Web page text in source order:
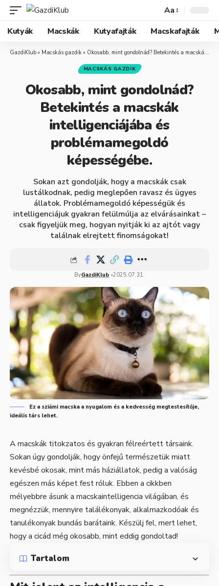
Aa
Kutyák
Macskák Kutyafajták Macskafajták
GazdiKlub » Macskás gazdik » Okosabb, mint gondolnád? Betekintés a macskák intelligenciájába és problémamegoldó képességébe.
MACSKÁS GAZDIK
Okosabb, mint gondolnád?
Betekintés a macskák
intelligenciájába és
problémamegoldó
képességébe.
Sokan azt gondolják, hogy a macskák csak
lustálkodnak, pedig meglepően ravasz és ügyes
állatok. Problémamegoldó képességük és
intelligenciájuk gyakran felülmúlja az elvárásainkat –
csak figyeljük meg, hogyan nyitják ki az ajtót vagy
találnak elrejtett finomságokat!
ByGazdiKlub 2025.07.31.
Ez a sziámi macska a nyugalom és a kedvesség megtestesítője,
ideális társ lehet.
A macskák titokzatos és gyakran félreértett társaink.
Sokan úgy gondolják, hogy önfejű természetük miatt
kevésbé okosak, mint más háziállatok, pedig a valóság
egészen más képet fest róluk. Ebben a cikkben
mélyebbre ásunk a macskaintelligencia világában, és
megnézzük, mennyire találékonyak, alkalmazkodóak és
tanulékonyak bundás barátaink. Készülj fel, mert lehet,
hogy a cicád még okosabb, mint eddig gondoltad!
Tartalom